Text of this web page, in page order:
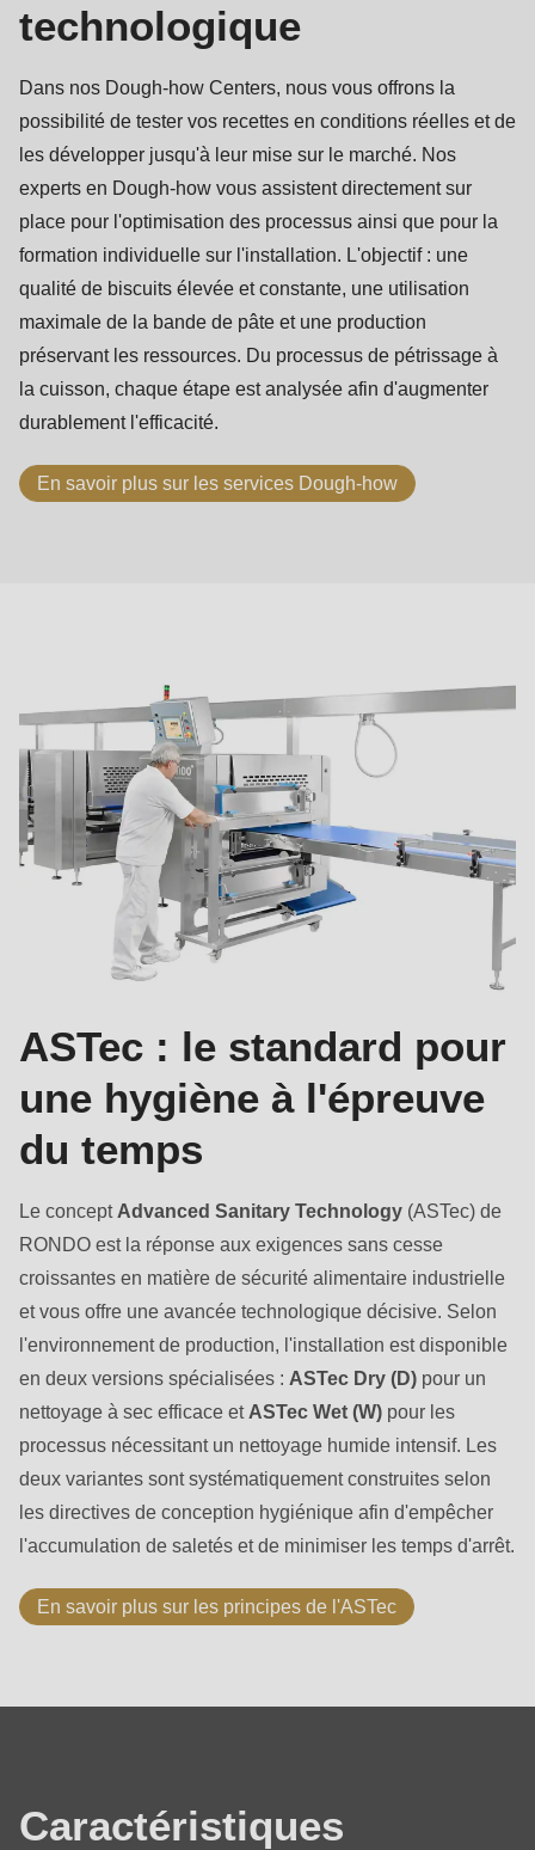
technologique
Dans nos Dough-how Centers, nous vous offrons la
possibilité de tester vos recettes en conditions réelles et de
les développer jusqu'à leur mise sur le marché. Nos
experts en Dough-how vous assistent directement sur
place pour l'optimisation des processus ainsi que pour la
formation individuelle sur l'installation. L'objectif : une
qualité de biscuits élevée et constante, une utilisation
maximale de la bande de pâte et une production
préservant les ressources. Du processus de pétrissage à
la cuisson, chaque étape est analysée afin d'augmenter
durablement l'efficacité.
En savoir plus sur les services Dough-how
ASTec : le standard pour
une hygiène à l'épreuve
du temps
Le concept Advanced Sanitary Technology (ASTec) de
RONDO est la réponse aux exigences sans cesse
croissantes en matière de sécurité alimentaire industrielle
et vous offre une avancée technologique décisive. Selon
l'environnement de production, l'installation est disponible
en deux versions spécialisées : ASTec Dry (D) pour un
nettoyage à sec efficace et ASTec Wet (W) pour les
processus nécessitant un nettoyage humide intensif. Les
deux variantes sont systématiquement construites selon
les directives de conception hygiénique afin d'empêcher
l'accumulation de saletés et de minimiser les temps d'arrêt.
En savoir plus sur les principes de l'ASTec
Caractéristiques